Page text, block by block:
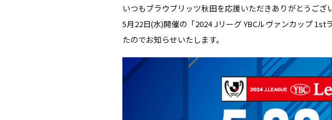
いつもブラウブリッツ秋田を応援いただきありがとうござい
5月22日(水)開催の「2024 Jリーグ YBCルヴァンカップ
たのでお知らせいたします。